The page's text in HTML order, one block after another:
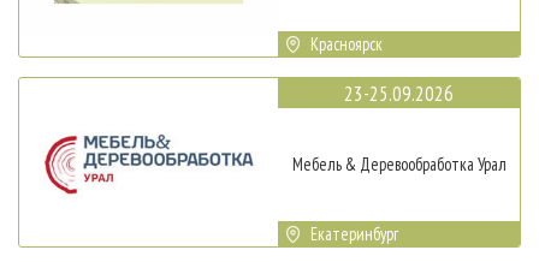
Красноярск
23-25.09.2026
Мебель & Деревообработка Урал
Екатеринбург